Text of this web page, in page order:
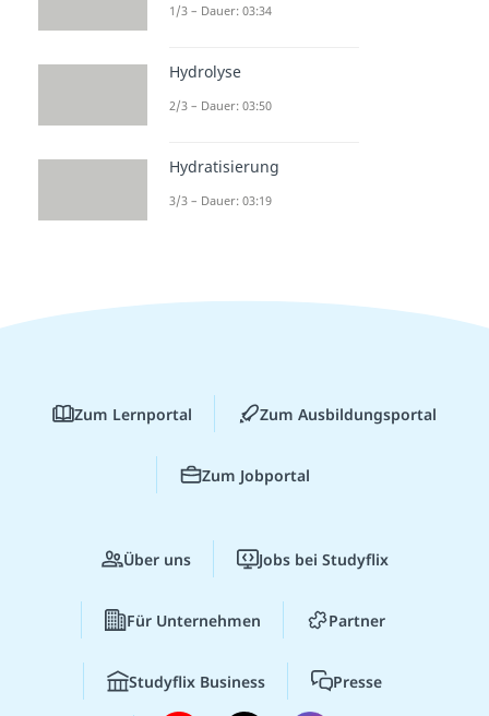
1/3 – Dauer: 03:34
Hydrolyse
2/3 – Dauer: 03:50
Hydratisierung
3/3 – Dauer: 03:19
Zum Lernportal Zum Ausbildungsportal
Zum Jobportal
Über uns Jobs bei Studyflix
Für Unternehmen Partner
Studyflix Business Presse